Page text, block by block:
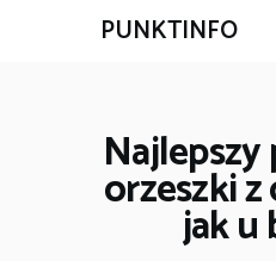
PUNKTINFO
Najlepszy
orzeszki
jak u